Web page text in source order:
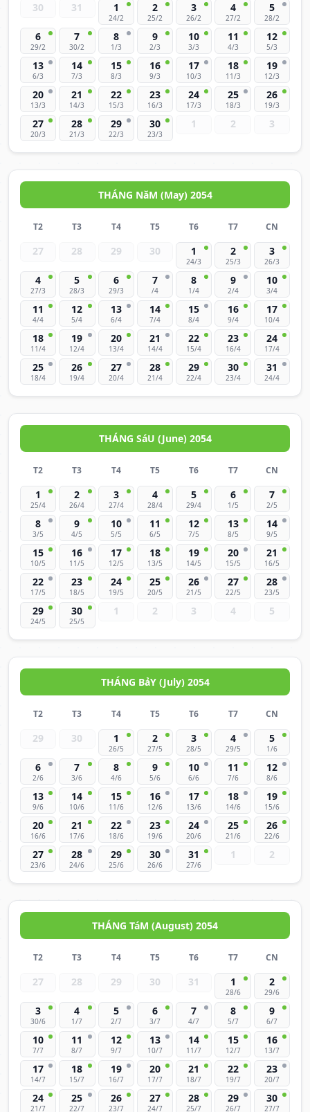
30 31 1
24/2
2
25/2
3
26/2
4
27/2
5
28/2
6
29/2
7
30/2
8
1/3
9
2/3
10
3/3
11
4/3
12
5/3
13
6/3
14
7/3
15
8/3
16
9/3
17
10/3
18
11/3
19
12/3
20
13/3
21
14/3
22
15/3
23
16/3
24
17/3
25
18/3
26
19/3
27
20/3
28
21/3
29
22/3
30
23/3
1 2 3
THÁNG NăM (May) 2054
T2 T3 T4 T5 T6 T7 CN
27 28 29 30 1
24/3
2
25/3
3
26/3
4
27/3
5
28/3
6
29/3
7
/4
8
1/4
9
2/4
10
3/4
11
4/4
12
5/4
13
6/4
14
7/4
15
8/4
16
9/4
17
10/4
18
11/4
19
12/4
20
13/4
21
14/4
22
15/4
23
16/4
24
17/4
25
18/4
26
19/4
27
20/4
28
21/4
29
22/4
30
23/4
31
24/4
THÁNG SáU (June) 2054
T2 T3 T4 T5 T6 T7 CN
1
25/4
2
26/4
3
27/4
4
28/4
5
29/4
6
1/5
7
2/5
8
3/5
9
4/5
10
5/5
11
6/5
12
7/5
13
8/5
14
9/5
15
10/5
16
11/5
17
12/5
18
13/5
19
14/5
20
15/5
21
16/5
22
17/5
23
18/5
24
19/5
25
20/5
26
21/5
27
22/5
28
23/5
29
24/5
30
25/5
1 2 3 4 5
THÁNG BảY (July) 2054
T2 T3 T4 T5 T6 T7 CN
29 30 1
26/5
2
27/5
3
28/5
4
29/5
5
1/6
6
2/6
7
3/6
8
4/6
9
5/6
10
6/6
11
7/6
12
8/6
13
9/6
14
10/6
15
11/6
16
12/6
17
13/6
18
14/6
19
15/6
20
16/6
21
17/6
22
18/6
23
19/6
24
20/6
25
21/6
26
22/6
27
23/6
28
24/6
29
25/6
30
26/6
31
27/6
1 2
THÁNG TáM (August) 2054
T2 T3 T4 T5 T6 T7 CN
27 28 29 30 31 1
28/6
2
29/6
3
30/6
4
1/7
5
2/7
6
3/7
7
4/7
8
5/7
9
6/7
10
7/7
11
8/7
12
9/7
13
10/7
14
11/7
15
12/7
16
13/7
17
14/7
18
15/7
19
16/7
20
17/7
21
18/7
22
19/7
23
20/7
24
21/7
25
22/7
26
23/7
27
24/7
28
25/7
29
26/7
30
27/7